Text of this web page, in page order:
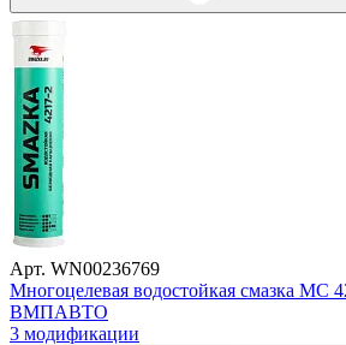
Арт. WN00236769
Многоцелевая водостойкая смазка МС
ВМПАВТО
3 модификации